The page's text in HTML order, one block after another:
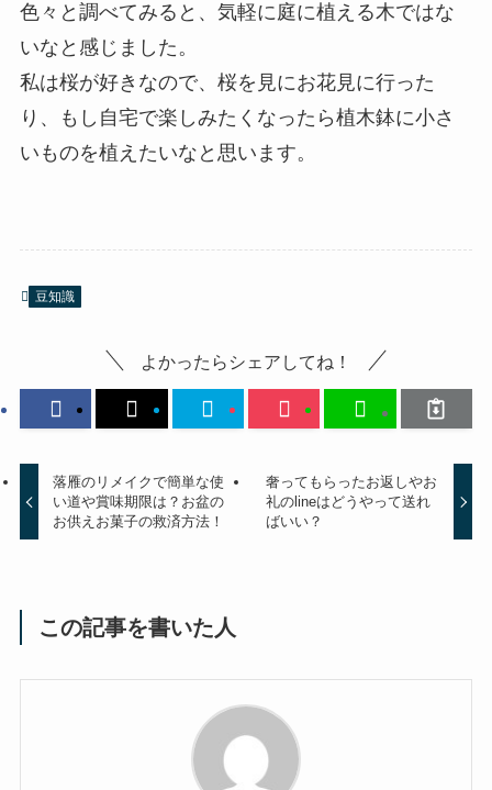
色々と調べてみると、気軽に庭に植える木ではな
いなと感じました。
私は桜が好きなので、桜を見にお花見に行った
り、もし自宅で楽しみたくなったら植木鉢に小さ
いものを植えたいなと思います。
豆知識
よかったらシェアしてね！
落雁のリメイクで簡単な使
い道や賞味期限は？お盆の
お供えお菓子の救済方法！
奢ってもらったお返しやお
礼のlineはどうやって送れ
ばいい？
この記事を書いた人